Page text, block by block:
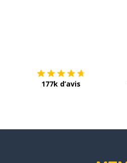
177k d’avis